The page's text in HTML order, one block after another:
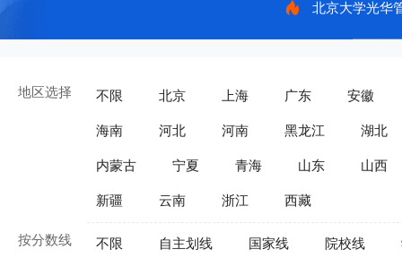
北京大学光华
地区选择 不限 北京 上海 广东 安徽
海南 河北 河南 黑龙江 湖北
内蒙古 宁夏 青海 山东 山西
新疆 云南 浙江 西藏
按分数线 不限 自主划线 国家线 院校线